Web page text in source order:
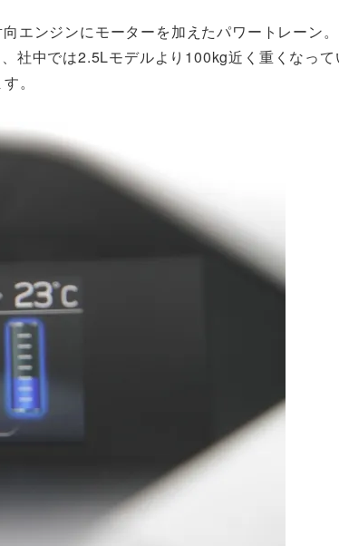
エンジンにモーターを加えたパワートレーン
社中では2.5Lモデルより100kg近く重くなっ
。